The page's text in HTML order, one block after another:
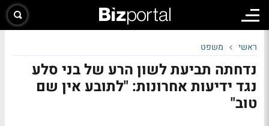
ראשי משפט
נדחתה תביעת לשון הרע של בני סלע
נגד ידיעות אחרונות: "לתובע אין שם
טוב"